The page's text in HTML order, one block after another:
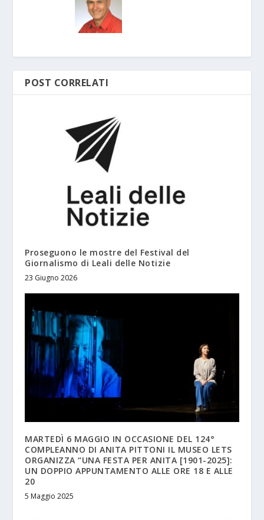
POST CORRELATI
Proseguono le mostre del Festival del
Giornalismo di Leali delle Notizie
23 Giugno 2026
MARTEDÌ 6 MAGGIO IN OCCASIONE DEL 124°
COMPLEANNO DI ANITA PITTONI IL MUSEO LETS
ORGANIZZA “UNA FESTA PER ANITA [1901-2025]:
UN DOPPIO APPUNTAMENTO ALLE ORE 18 E ALLE
20
5 Maggio 2025